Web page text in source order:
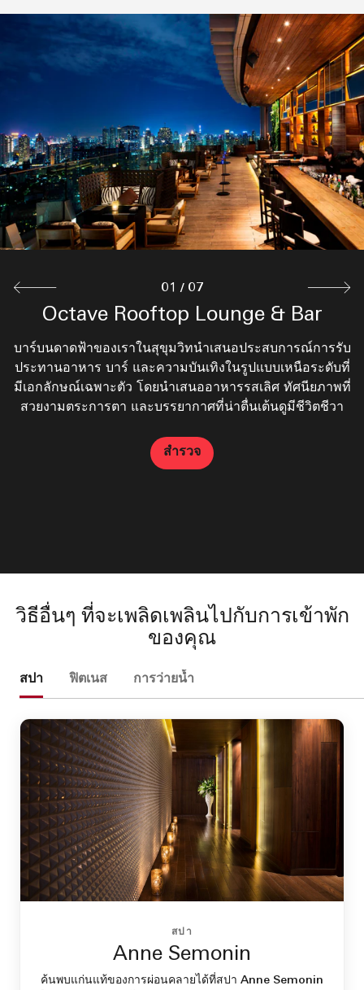
Octave Rooftop Lounge & Bar
บาร์บนดาดฟ้าของเราในสุขุมวิทนำเสนอประสบการณ์การรับ
ประทานอาหาร บาร์ และความบันเทิงในรูปแบบเหนือระดับที่
มีเอกลักษณ์เฉพาะตัว โดยนำเสนออาหารรสเลิศ ทัศนียภาพที่
สวยงามตระการตา และบรรยากาศที่น่าตื่นเต้นดูมีชีวิตชีวา
สำรวจ
The District Grill Room & Bar
The District Grill Room & Bar นำเสนอรสชาติสุดคลาสสิก
ในสไตล์ร่วมสมัย เพื่อให้แขกได้ลิ้มลองสเต๊กและอาหารทะเล
คุณภาพดี ร้านอาหารประเภทย่างที่ได้รับรางวัลแห่งนี้ตั้งอยู่
ในย่านสุขุมวิท กรุงเทพฯ โดยเป็นร้านที่ผสมผสานความ
ไว้ด้วยกัน
57th Street
สัมผัสวัฒนธรรมด้านอาหารอันขึ้นชื่อระดับโลกของกรุงเทพฯ
ได้ที่ 57th Street ห้องอาหารของโรงแรมแห่งนี้ในย่าน
สุขุมวิท กรุงเทพฯ มีเมนูอาหารรสเลิศที่ได้รับแรงบันดาลใจ
จากสูตรอาหารไทยดั้งเดิม แวะมาหาเราเพื่อรับประทาน
สำรวจ
Chocolate Cake Company (CCCo.)
CCCo มีชื่อเสียงเรื่องขนมที่น่ารับประทานหลากหลาย
ประเภทที่มีรสชาติแสนอร่อย ขนมแต่ละชิ้นรังสรรค์ขึ้นด้วย
มืออย่างประณีตโดยทีมเชฟขนมอบผู้ชำนาญของเรา รับรอง
ว่าทุกคำจะเป็นประสบการณ์ที่น่าประทับใจ ตั้งแต่เค้ก
สำรวจ
Azure Pool Lounge & Bar
Azure Pool Lounge & Bar ให้บริการเครื่องดื่มและค็อกเทล
หลากหลายชนิด พร้อมเสิร์ฟครื่องดื่มเย็นชื่นใจริมสระว่ายน้ำ
บนดาดฟ้า อิ่มอร่อยกับอาหารหลากหลายเมนู ทั้งอาหารเรียก
น้ำย่อย สลัด และพิซซ่า ได้ที่บาร์ริมสระว่ายน้ำของโรงแรม
สำรวจ
Lobby Lounge
ล็อบบี้เลานจ์ตั้งอยู่ใจกลางโรงแรม ออกแบบให้เหมาะสำหรับ
ทั้งการทำงานและการพักผ่อน แวะมาประชุมธุรกิจแบบ
รวดเร็ว หรือรับประทานอาหารว่างแสนอร่อยในขณะที่ตรวจ
สอบอีเมลของคุณ
สำรวจ
แอททิค บาย อ็อคเทฟ
สำรวจ
01 / 07
วิธีอื่นๆ ที่จะเพลิดเพลินไปกับการเข้าพัก
ของคุณ
สปา ฟิตเนส การว่ายน้ำ
สปา
Anne Semonin
ค้นพบแก่นแท้ของการผ่อนคลายได้ที่สปา Anne Semonin